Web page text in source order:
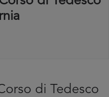
di Tedesco